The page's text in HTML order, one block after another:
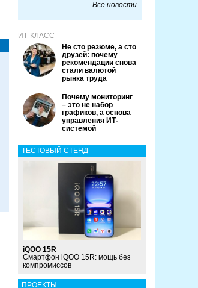
Все новости
ИТ-КЛАСС
Не сто резюме, а сто
друзей: почему
рекомендации снова
стали валютой
рынка труда
Почему мониторинг
– это не набор
графиков, а основа
управления ИТ-
системой
ТЕСТОВЫЙ СТЕНД
iQOO 15R
Смартфон iQOO 15R: мощь без
компромиссов
ПРОЕКТЫ